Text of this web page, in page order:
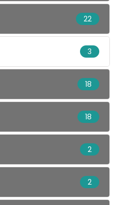
22
3
18
18
2
2